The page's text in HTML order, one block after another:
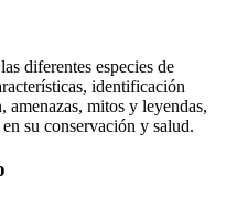
diferentes especies de
identificación
amenazas, mitos y leyendas,
su conservación y salud.